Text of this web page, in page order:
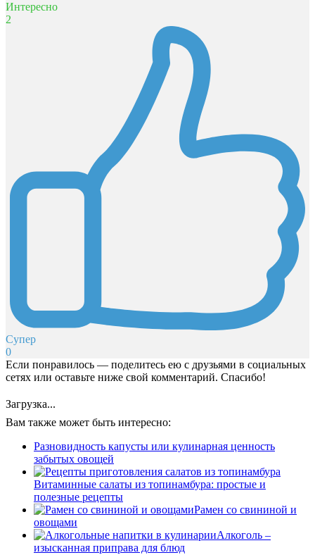
Интересно
2
Супер
0
Если понравилось — поделитесь ею с друзьями в социальных
сетях или оставьте ниже свой комментарий. Спасибо!
Загрузка...
Вам также может быть интересно:
Разновидность капусты или кулинарная ценность
забытых овощей
Витаминные салаты из топинамбура: простые и
полезные рецепты
Рамен со свининой и
овощами
Алкоголь –
изысканная приправа для блюд